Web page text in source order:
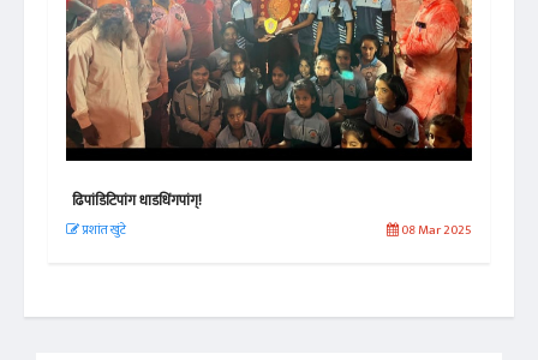
ढिपांडिटिपांग धाडधिंगपांग्!
प्रशांत खुंटे 08 Mar 2025